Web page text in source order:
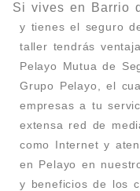
Si vives en Barrio
y tienes el seguro
taller tendrás
Pelayo Mutua de
Grupo Pelayo, el
empresas a tu
extensa red de
como Internet y
en Pelayo en
y beneficios de los